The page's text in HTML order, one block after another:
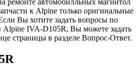
к Alpine только оригинальные
Вы хотите задать вопросы по
Alpine IVA-D105R, Вы можете задать
страницы в разделе Вопрос-Ответ.